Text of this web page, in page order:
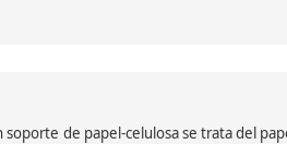
de papel-celulosa se trata del